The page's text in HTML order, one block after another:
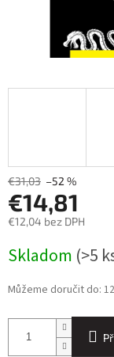
€31,03 –52 %
€14,81
€12,04 bez DPH
cena:
Skladom (>5
Můžeme doručit do: